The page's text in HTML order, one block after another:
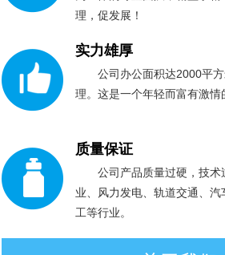
理，促发展！
实力雄厚
公司办公面积达2000平
理。这是一个年轻而富有激情
质量保证
公司产品质量过硬，技
业、风力发电、轨道交通、
工等行业。